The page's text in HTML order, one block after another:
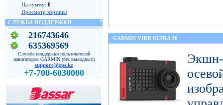
На сумму: 0
Просмотр корзины
СЛУЖБА ПОДДЕРЖКИ
216743646
635369569
Служба поддержки пользователей
навигаторов GARMIN (без выходных)
support@gps.kz
+7-700-6030000
GARMIN VIRB ULTRA 30